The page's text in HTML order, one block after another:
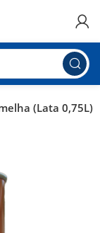
(Lata 0,75L)